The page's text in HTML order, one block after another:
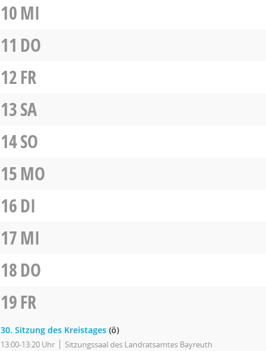
10MI
11 DO
12FR
13SA
14SO
15MO
16DI
17MI
18DO
19FR
30. Sitzung des Kreistages (ö)
13:00-13:20 Uhr Sitzungssaal des Landratsamtes Bayreuth